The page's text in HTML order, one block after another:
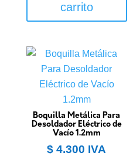
carrito
Boquilla Metálica Para
Desoldador Eléctrico de
Vacío 1.2mm
$ 4.300 IVA